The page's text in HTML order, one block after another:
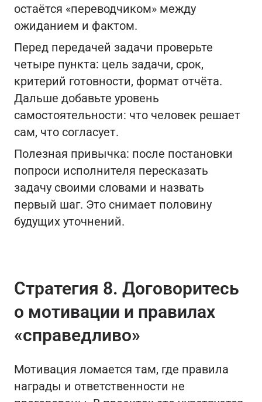
остаётся «переводчиком» между
ожиданием и фактом.
Перед передачей задачи проверьте
четыре пункта: цель задачи, срок,
критерий готовности, формат отчёта.
Дальше добавьте уровень
самостоятельности: что человек решает
сам, что согласует.
Полезная привычка: после постановки
попроси исполнителя пересказать
задачу своими словами и назвать
первый шаг. Это снимает половину
будущих уточнений.
Стратегия 8. Договоритесь
о мотивации и правилах
«справедливо»
Мотивация ломается там, где правила
награды и ответственности не